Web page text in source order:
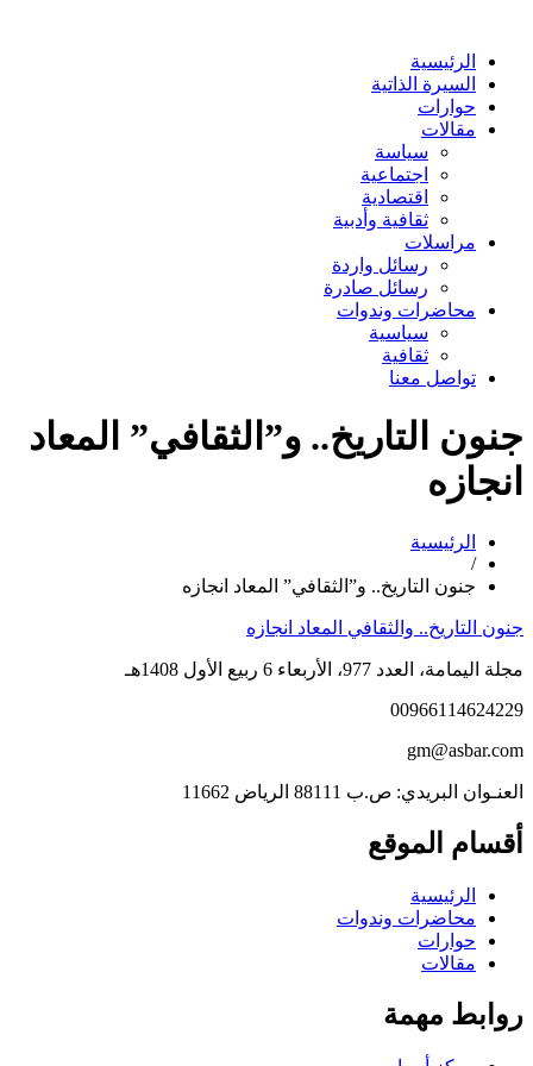
الرئيسية
السيرة الذاتية
حوارات
مقالات
سياسة
اجتماعية
اقتصادية
ثقافية وأدبية
مراسلات
رسائل واردة
رسائل صادرة
محاضرات وندوات
سياسية
ثقافية
تواصل معنا
جنون التاريخ.. و”الثقافي” المعاد
انجازه
الرئيسية
/
جنون التاريخ.. و”الثقافي” المعاد انجازه
جنون التاريخ.. والثقافي المعاد انجازه
مجلة اليمامة، العدد 977، الأربعاء 6 ربيع الأول 1408هـ
00966114624229
gm@asbar.com
العنـوان البريدي: ص.ب 88111 الرياض 11662
أقسام الموقع
الرئيسية
محاضرات وندوات
حوارات
مقالات
روابط مهمة